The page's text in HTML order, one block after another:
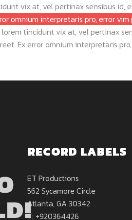
vix at, vel pertinax sensibus id,
omnium interpretaris pro, error
lorem tincidunt vix at, vel pertinax
Ex error omnium interpretaris
RECORD LABELS
ET Productions
562 Sycamore Circle
Atlanta, GA 30342
T: +920364426